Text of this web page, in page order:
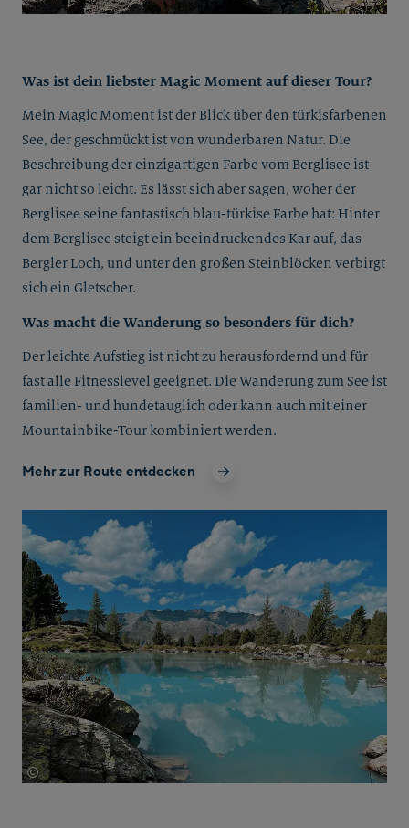
Was ist dein liebster Magic Moment auf dieser Tour?
Mein Magic Moment ist der Blick über den türkisfarbenen
See, der geschmückt ist von wunderbaren Natur. Die
Beschreibung der einzigartigen Farbe vom Berglisee ist
gar nicht so leicht. Es lässt sich aber sagen, woher der
Berglisee seine fantastisch blau-türkise Farbe hat: Hinter
dem Berglisee steigt ein beeindruckendes Kar auf, das
Bergler Loch, und unter den großen Steinblöcken verbirgt
sich ein Gletscher.
Was macht die Wanderung so besonders für dich?
Der leichte Aufstieg ist nicht zu herausfordernd und für
fast alle Fitnesslevel geeignet. Die Wanderung zum See ist
familien- und hundetauglich oder kann auch mit einer
Mountainbike-Tour kombiniert werden.
Mehr zur Route entdecken
© Rici Bucsek